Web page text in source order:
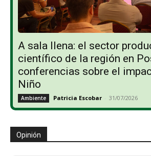
A sala llena: el sector
científico de la región en
conferencias sobre el
Niño
Ambiente Patricia Escobar - 31/07/2026
Opinión